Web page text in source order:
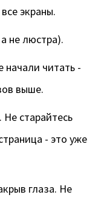
экраны.
не люстра).
начали читать -
выше.
старайтесь
- это уже
глаза. Не